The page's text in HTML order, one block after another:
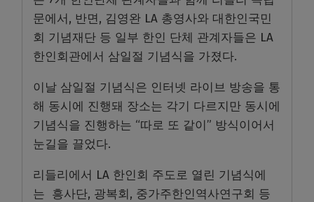
문에서, 반면, 김영완 LA 총영사와 대한인국민
회 기념재단 등 일부 한인 단체 관계자들은 LA
한인회관에서 삼일절 기념식을 가졌다.
이날 삼일절 기념식은 인터넷 라이브 방송을 통
해 동시에 진행돼 장소는 각기 다르지만 동시에
기념식을 진행하는 “따로 또 같이” 방식이어서
눈길을 끌었다.
리들리에서 LA 한인회 주도로 열린 기념식에
는 흥사단, 광복회, 중가주한인역사연구회 등